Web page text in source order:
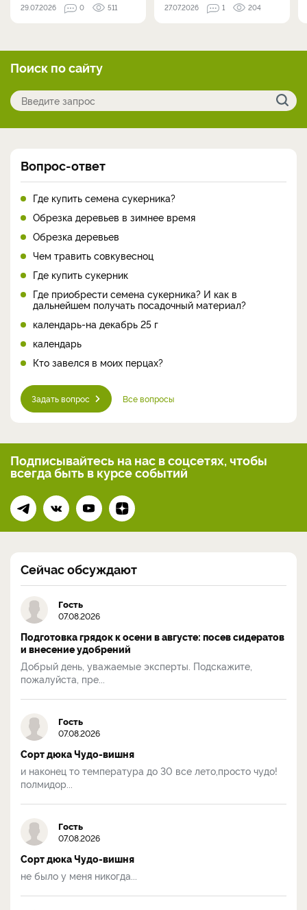
29.07.2026 0 511 27.07.2026 1 204
Поиск по сайту
Вопрос-ответ
Где купить семена сукерника?
Обрезка деревьев в зимнее время
Обрезка деревьев
Чем травить совкувесноц
Где купить сукерник
Где приобрести семена сукерника? И как в
дальнейшем получать посадочный материал?
календарь-на декабрь 25 г
календарь
Кто завелся в моих перцах?
Задать вопрос Все вопросы
Подписывайтесь на нас в соцсетях, чтобы
всегдабыть в курсе событий
Сейчас обсуждают
Гость
07.08.2026
Подготовка грядок к осени в августе: посев сидератов
и внесение удобрений
Добрый день, уважаемые эксперты. Подскажите,
пожалуйста, пре...
Гость
07.08.2026
Сорт дюка Чудо-вишня
и наконец то температура до 30 все лето,просто чудо!
полмидор...
Гость
07.08.2026
Сорт дюка Чудо-вишня
не было у меня никогда...